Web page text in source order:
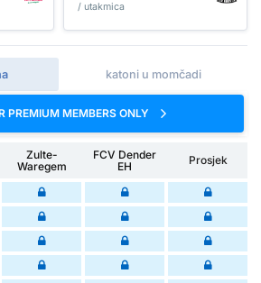
/ utakmica
katoni u momčadi
PREMIUM MEMBERS ONLY
Zulte-
Waregem
FCV Dender
EH
Prosjek